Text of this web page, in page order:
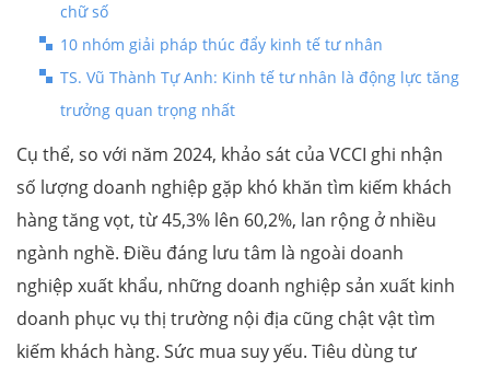
chữ số
10 nhóm giải pháp thúc đẩy kinh tế tư nhân
TS. Vũ Thành Tự Anh: Kinh tế tư nhân là động lực tăng
trưởng quan trọng nhất
Cụ thể, so với năm 2024, khảo sát của VCCI ghi nhận
số lượng doanh nghiệp gặp khó khăn tìm kiếm khách
hàng tăng vọt, từ 45,3% lên 60,2%, lan rộng ở nhiều
ngành nghề. Điều đáng lưu tâm là ngoài doanh
nghiệp xuất khẩu, những doanh nghiệp sản xuất kinh
doanh phục vụ thị trường nội địa cũng chật vật tìm
kiếm khách hàng. Sức mua suy yếu. Tiêu dùng tư